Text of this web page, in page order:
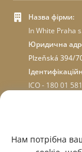
Назва фірми:
In White Praha
Юридична
Plzeňská 394/
ICO - 180 01 581
ПРО МАГАЗИН
Нам потрібна